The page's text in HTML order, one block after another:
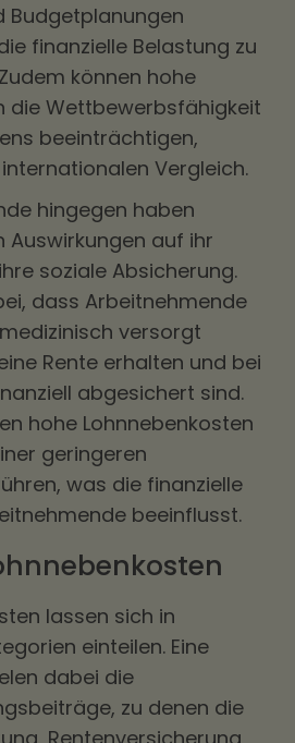
Budgetplanungen
finanzielle Belastung zu
können hohe
die Wettbewerbsfähigkeit
beeinträchtigen,
Vergleich.
hingegen haben
Auswirkungen auf ihr
soziale Absicherung.
dass Arbeitnehmende
versorgt
Rente erhalten und bei
abgesichert sind.
hohe Lohnnebenkosten
geringeren
was die finanzielle
beeinflusst.
lassen sich in
einteilen. Eine
dabei die
zu denen die